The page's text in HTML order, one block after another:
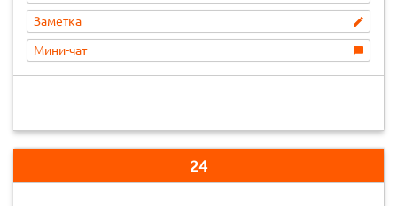
Заметка
Мини-чат
24